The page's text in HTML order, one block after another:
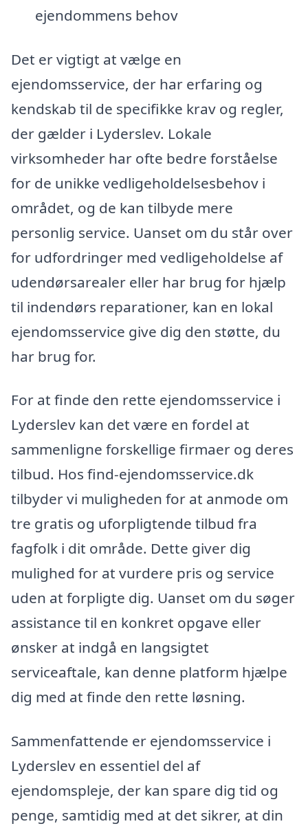
ejendommens behov
Det er vigtigt at vælge en
ejendomsservice, der har erfaring og
kendskab til de specifikke krav og regler,
der gælder i Lyderslev. Lokale
virksomheder har ofte bedre forståelse
for de unikke vedligeholdelsesbehov i
området, og de kan tilbyde mere
personlig service. Uanset om du står over
for udfordringer med vedligeholdelse af
udendørsarealer eller har brug for hjælp
til indendørs reparationer, kan en lokal
ejendomsservice give dig den støtte, du
har brug for.
For at finde den rette ejendomsservice i
Lyderslev kan det være en fordel at
sammenligne forskellige firmaer og deres
tilbud. Hos find-ejendomsservice.dk
tilbyder vi muligheden for at anmode om
tre gratis og uforpligtende tilbud fra
fagfolk i dit område. Dette giver dig
mulighed for at vurdere pris og service
uden at forpligte dig. Uanset om du søger
assistance til en konkret opgave eller
ønsker at indgå en langsigtet
serviceaftale, kan denne platform hjælpe
dig med at finde den rette løsning.
Sammenfattende er ejendomsservice i
Lyderslev en essentiel del af
ejendomspleje, der kan spare dig tid og
penge, samtidig med at det sikrer, at din